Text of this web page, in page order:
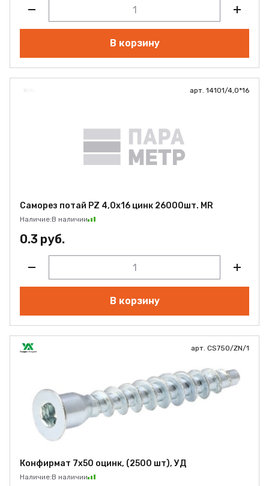
В корзину
арт. 14101/4,0*16
Саморез потай PZ 4,0х16 цинк 26000шт. MR
Наличие:В наличии
0.3 руб.
В корзину
арт. CS750/ZN/1
Конфирмат 7х50 оцинк, (2500 шт), УД
Наличие:В наличии